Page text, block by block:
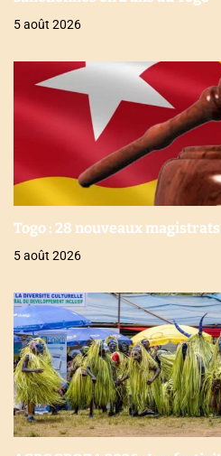
5 août 2026
Togo : 28 nouveaux
5 août 2026